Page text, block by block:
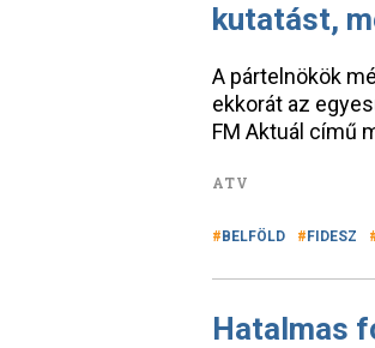
kutatást,
A pártelnökök
ekkorát az
FM Aktuál című
ATV
BELFÖLD FIDESZ
Hatalmas